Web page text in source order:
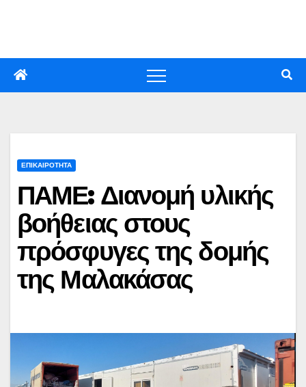
ΕΠΙΚΑΙΡΟΤΗΤΑ
ΠΑΜΕ: Διανομή υλικής
βοήθειας στους
πρόσφυγες της δομής
της Μαλακάσας